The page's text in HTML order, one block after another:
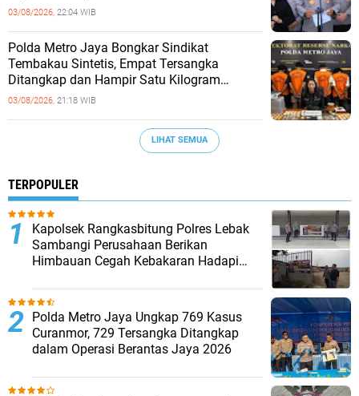
03/08/2026, 22:04 WIB
‎Polda Metro Jaya Bongkar Sindikat
Tembakau Sintetis, Empat Tersangka
Ditangkap dan Hampir Satu Kilogram
Barang Bukti Disita
03/08/2026, 21:18 WIB
LIHAT SEMUA
TERPOPULER
Kapolsek Rangkasbitung Polres Lebak
Sambangi Perusahaan Berikan
Himbauan Cegah Kebakaran Hadapi
Polda Metro Jaya Ungkap 769 Kasus
Curanmor, 729 Tersangka Ditangkap
dalam Operasi Berantas Jaya 2026‎